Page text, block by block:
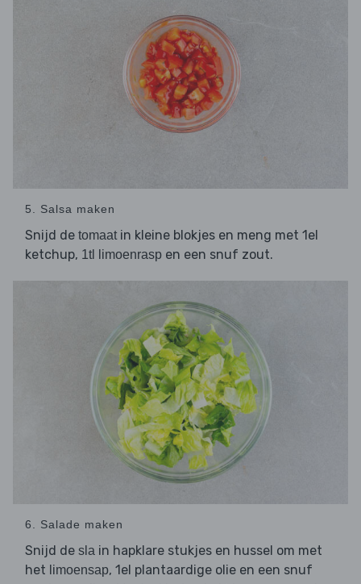
5. Salsa maken
Snijd de tomaatin kleine blokjes en meng met 1el
ketchup, 1tl limoenrasp en een snuf zout.
6. Salade maken
Snijd de sla in hapklare stukjes en hussel om met
het limoensap, 1el plantaardige olie en een snuf